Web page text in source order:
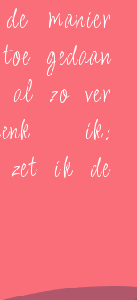
manier
gedaan
zo ver
ik:
zet ik de